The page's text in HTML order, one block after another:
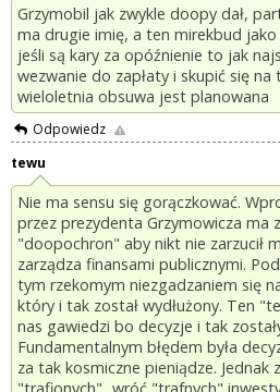
Grzymobil jak zwykle doopy dał,
ma drugie imię, a ten mirekbud
jeśli są kary za opóźnienie to jak
wezwanie do zapłaty i skupić się
wieloletnia obsuwa jest planowana
Odpowiedz
tewu
Nie ma sensu się gorączkować.
przez prezydenta Grzymowicza ma
"doopochron" aby nikt nie zarzucił
zarządza finansami publicznymi.
tym rzekomym niezgadzaniem się
który i tak został wydłużony. Ten
nas gawiedzi bo decyzje i tak
Fundamentalnym błędem była
za tak kosmiczne pieniądze. Jednak